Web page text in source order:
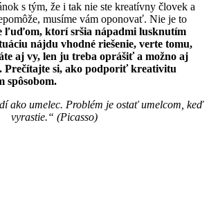
s tým, že i tak nie ste kreatívny človek a
musíme vám oponovať. Nie je to
ľuďom, ktorí sršia nápadmi lusknutím
nájdu vhodné riešenie, verte tomu,
aj vy, len ju treba oprášiť a možno aj
Prečítajte si, ako podporiť kreativitu
spôsobom.
ako umelec. Problém je ostať umelcom, keď
vyrastie.“ (Picasso)